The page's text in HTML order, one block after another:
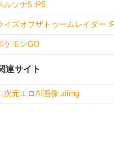
ルソナ5 :P5
イズオブザトゥームレイダー
ケモンGO
連サイト
次元エロAI画像 aiimg